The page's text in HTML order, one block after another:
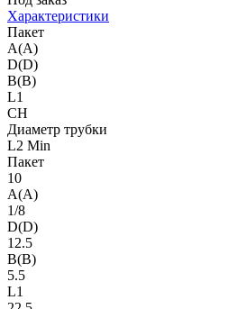
Характеристики
Пакет
A(A)
D(D)
B(B)
L1
CH
Диаметр трубки
L2 Min
Пакет
10
A(A)
1/8
D(D)
12.5
B(B)
5.5
L1